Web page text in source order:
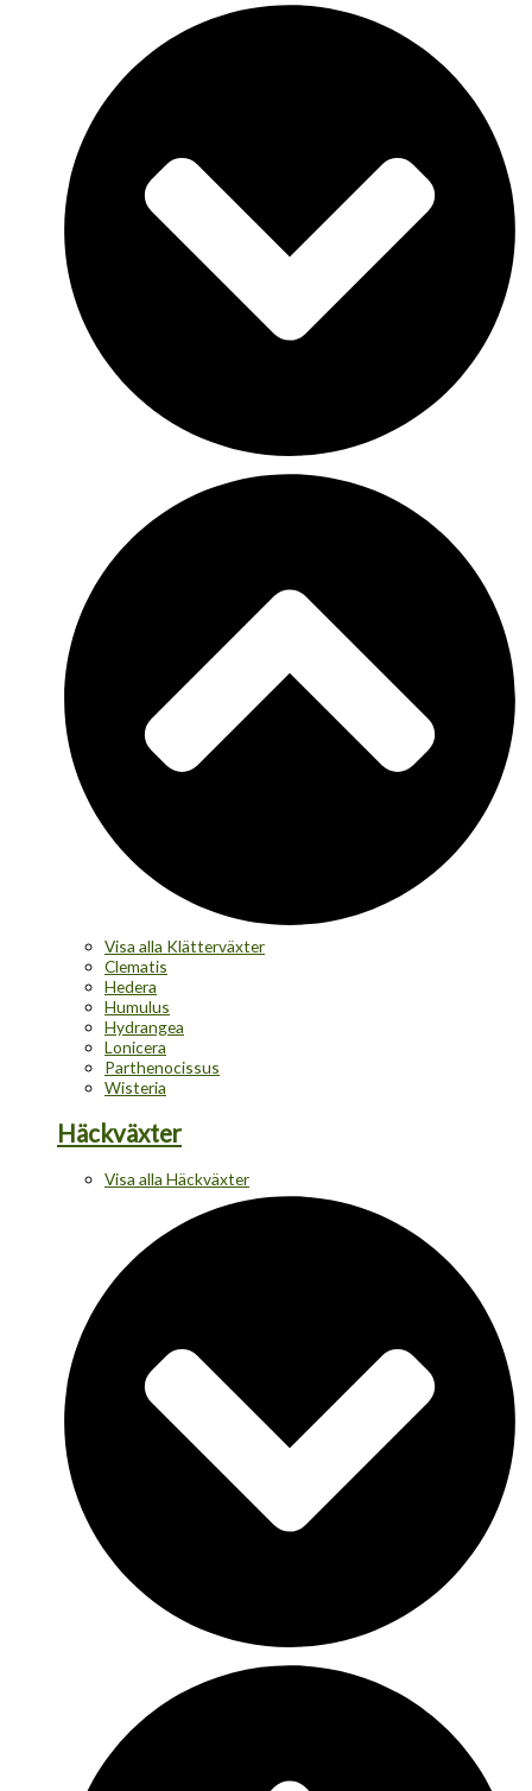
Visa alla Klätterväxter
Clematis
Hedera
Humulus
Hydrangea
Lonicera
Parthenocissus
Wisteria
Häckväxter
Visa alla Häckväxter